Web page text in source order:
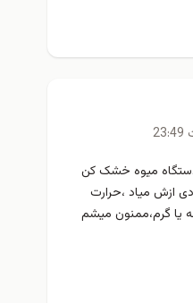
میوه خشک کن
ازش میاد ،حرارت
یا گرم،ممنون میشم